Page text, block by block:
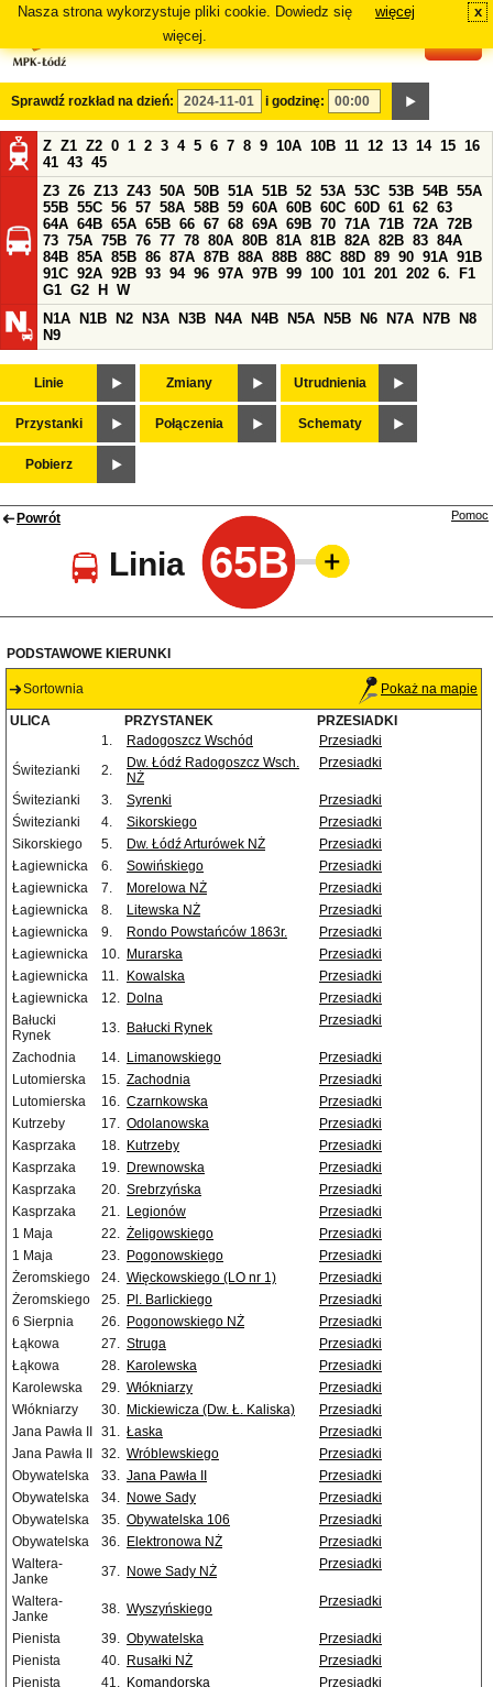
Nasza strona wykorzystuje pliki cookie. Dowiedz się
więcej.
więcej x
Sprawdź rozkład na dzień: i godzinę:
Z Z1 Z2 0 1 2 3 4 5 6 7 8 9 10A 10B 11 12 13 14 15 16
41 43 45
Z3 Z6 Z13 Z43 50A 50B 51A 51B 52 53A 53C 53B 54B 55A
55B 55C 56 57 58A 58B 59 60A 60B 60C 60D 61 62 63
64A 64B 65A 65B 66 67 68 69A 69B 70 71A 71B 72A 72B
73 75A 75B 76 77 78 80A 80B 81A 81B 82A 82B 83 84A
84B 85A 85B 86 87A 87B 88A 88B 88C 88D 89 90 91A 91B
91C 92A 92B 93 94 96 97A 97B 99 100 101 201 202 6.
F1
G1 G2 H
W
N1A
N1B N2 N3A N3B N4A N4B N5A N5B N6 N7A N7B
N8
N9
Linie Zmiany Utrudnienia
Przystanki Połączenia Schematy
Pobierz
Powrót
Linia 65B
Pomoc
PODSTAWOWE KIERUNKI
Sortownia Pokaż na mapie
ULICA PRZYSTANEK
PRZESIADKI
1.
Radogoszcz Wschód
Przesiadki
Świtezianki
2.
Dw. Łódź Radogoszcz Wsch.
NŻ
Przesiadki
Świtezianki 3. Syrenki
Przesiadki
Świtezianki
4. Sikorskiego
Przesiadki
Sikorskiego
5. Dw. Łódź Arturówek NŻ
Przesiadki
Łagiewnicka
6. Sowińskiego
Przesiadki
Łagiewnicka
7. Morelowa NŻ
Przesiadki
Łagiewnicka
8. Litewska NŻ
Przesiadki
Łagiewnicka
9. Rondo Powstańców 1863r.
Przesiadki
Łagiewnicka
10. Murarska
Przesiadki
Łagiewnicka
11. Kowalska
Przesiadki
Łagiewnicka
12. Dolna
Przesiadki
Bałucki
Rynek
13. Bałucki Rynek Przesiadki
Zachodnia 14. Limanowskiego
Przesiadki
Lutomierska
15. Zachodnia
Przesiadki
Lutomierska
16. Czarnkowska
Przesiadki
Kutrzeby
17. Odolanowska
Przesiadki
Kasprzaka
18. Kutrzeby
Przesiadki
Kasprzaka
19. Drewnowska
Przesiadki
Kasprzaka
20. Srebrzyńska
Przesiadki
Kasprzaka
21. Legionów
Przesiadki
1 Maja
22. Żeligowskiego
Przesiadki
1 Maja
23. Pogonowskiego
Przesiadki
Żeromskiego
24. Więckowskiego (LO nr 1)
Przesiadki
Żeromskiego
25. Pl. Barlickiego
Przesiadki
6 Sierpnia
26. Pogonowskiego NŻ
Przesiadki
Łąkowa
27. Struga
Przesiadki
Łąkowa
28. Karolewska
Przesiadki
Karolewska
29. Włókniarzy
Przesiadki
Włókniarzy
30. Mickiewicza (Dw. Ł. Kaliska)
Przesiadki
Jana Pawła II
31. Łaska
Przesiadki
Jana Pawła II
32. Wróblewskiego
Przesiadki
Obywatelska
33. Jana Pawła II
Przesiadki
Obywatelska
34. Nowe Sady
Przesiadki
Obywatelska
35. Obywatelska 106
Przesiadki
Obywatelska
36. Elektronowa NŻ
Przesiadki
Waltera-
Janke
37. Nowe Sady NŻ Przesiadki
Waltera-
Janke
38. Wyszyńskiego Przesiadki
Pienista 39. Obywatelska
Przesiadki
Pienista
40. Rusałki NŻ
Przesiadki
Pienista
41. Komandorska
Przesiadki